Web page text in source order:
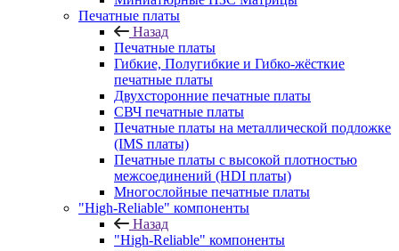
Печатные платы
Назад
Печатные платы
Гибкие, Полугибкие и Гибко-жёсткие
печатные платы
Двухсторонние печатные платы
СВЧ печатные платы
Печатные платы на металлической подложке
(IMS платы)
Печатные платы с высокой плотностью
межсоединений (HDI платы)
Многослойные печатные платы
"High-Reliable" компоненты
Назад
"High-Reliable" компоненты